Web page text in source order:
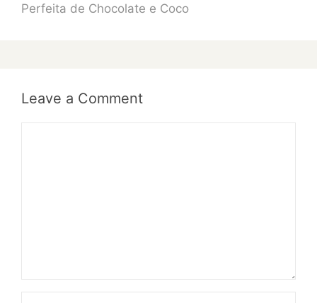
Perfeita de Chocolate e Coco
Leave a Comment